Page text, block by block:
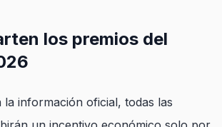
los premios del
la información oficial, todas las